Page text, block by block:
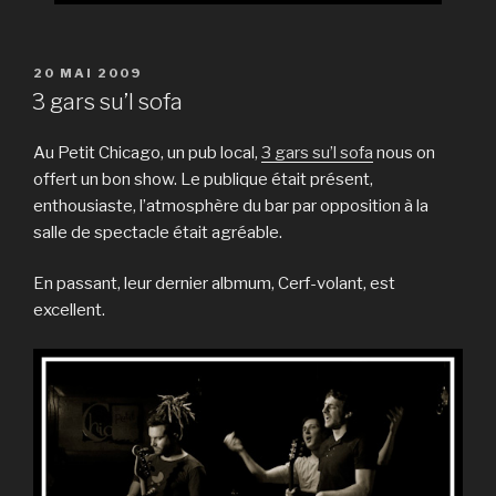
PUBLIÉ
LE
20 MAI 2009
3 gars su’l sofa
Au Petit Chicago, un pub local, 3 gars su’l sofa nous on
offert un bon show. Le publique était présent,
enthousiaste, l’atmosphère du bar par opposition à la
salle de spectacle était agréable.
En passant, leur dernier albmum, Cerf-volant, est
excellent.